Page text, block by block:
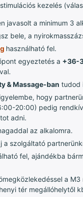
kezelés
javasolt a minimum 3
bele, a
használható fel.
egyeztetés a +36-
& Massage-ban tudod
hogy
20:00) pedig
adni.
az alkalomra.
a szolgáltató
fel, ajándékba
a
tér megállóhelytől